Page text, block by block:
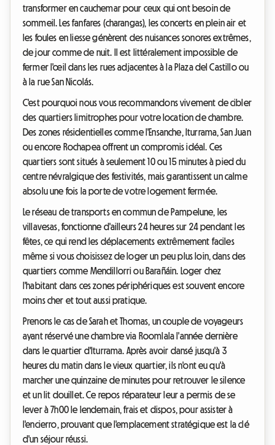
transformer en cauchemar pour ceux qui ont besoin de
sommeil. Les fanfares (charangas), les concerts en plein air et
les foules en liesse génèrent des nuisances sonores extrêmes,
de jour comme de nuit. Il est littéralement impossible de
fermer l'œil dans les rues adjacentes à la Plaza del Castillo ou
à la rue San Nicolás.
C'est pourquoi nous vous recommandons vivement de cibler
des quartiers limitrophes pour votre location de chambre.
Des zones résidentielles comme l'Ensanche, Iturrama, San Juan
ou encore Rochapea offrent un compromis idéal. Ces
quartiers sont situés à seulement 10 ou 15 minutes à pied du
centre névralgique des festivités, mais garantissent un calme
absolu une fois la porte de votre logement fermée.
Le réseau de transports en commun de Pampelune, les
villavesas, fonctionne d'ailleurs 24 heures sur 24 pendant les
fêtes, ce qui rend les déplacements extrêmement faciles
même si vous choisissez de loger un peu plus loin, dans des
quartiers comme Mendillorri ou Barañáin. Loger chez
l'habitant dans ces zones périphériques est souvent encore
moins cher et tout aussi pratique.
Prenons le cas de Sarah et Thomas, un couple de voyageurs
ayant réservé une chambre via Roomlala l'année dernière
dans le quartier d'Iturrama. Après avoir dansé jusqu'à 3
heures du matin dans le vieux quartier, ils n'ont eu qu'à
marcher une quinzaine de minutes pour retrouver le silence
et un lit douillet. Ce repos réparateur leur a permis de se
lever à 7h00 le lendemain, frais et dispos, pour assister à
l'encierro, prouvant que l'emplacement stratégique est la clé
d'un séjour réussi.